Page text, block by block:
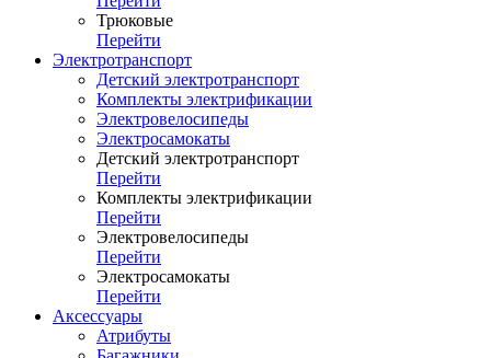
Трюковые
Перейти
Электротранспорт
Детский электротранспорт
Комплекты электрификации
Электровелосипеды
Электросамокаты
Детский электротранспорт
Перейти
Комплекты электрификации
Перейти
Электровелосипеды
Перейти
Электросамокаты
Перейти
Аксессуары
Атрибуты